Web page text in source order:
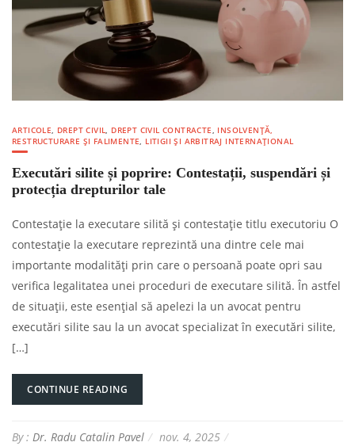
ARTICOLE, DREPT CIVIL, DREPT CIVIL CONTRACTE, INSOLVENȚĂ,
RESTRUCTURARE ȘI FALIMENTE, LITIGII ȘI ARBITRAJ INTERNAȚIONAL
Executări silite și poprire: Contestații, suspendări și
protecția drepturilor tale
Contestație la executare silită și contestație titlu executoriu O
contestație la executare reprezintă una dintre cele mai
importante modalități prin care o persoană poate opri sau
verifica legalitatea unei proceduri de executare silită. În astfel
de situații, este esențial să apelezi la un avocat pentru
executări silite sau la un avocat specializat în executări silite,
[…]
CONTINUE READING
By : Dr. Radu Catalin Pavel nov. 4, 2025